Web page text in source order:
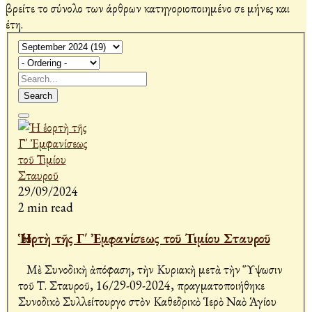
βρείτε το σύνολο των άρθρων κατηγοριοποιημένο σε μήνες και
έτη.
Search
29/09/2024
2 min read
Ἡ ἑορτὴ τῆς Γ΄ Ἐμφανίσεως τοῦ Τιμίου Σταυροῦ
Μὲ Συνοδικὴ ἀπόφαση, τὴν Κυριακὴ μετὰ τὴν Ὕψωσιν
τοῦ Τ. Σταυροῦ, 16/29-09-2024, πραγματοποιήθηκε
Συνοδικὸ Συλλείτουργο στὸν Καθεδρικὸ Ἱερὸ Ναὸ Ἁγίου